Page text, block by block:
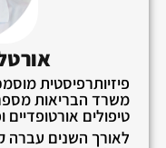
טיפולים אורטופדיים
לאורך השנים עברה